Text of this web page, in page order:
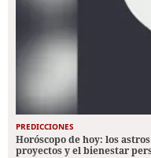
PREDICCIONES
Horóscopo de hoy: los
proyectos y el bienestar